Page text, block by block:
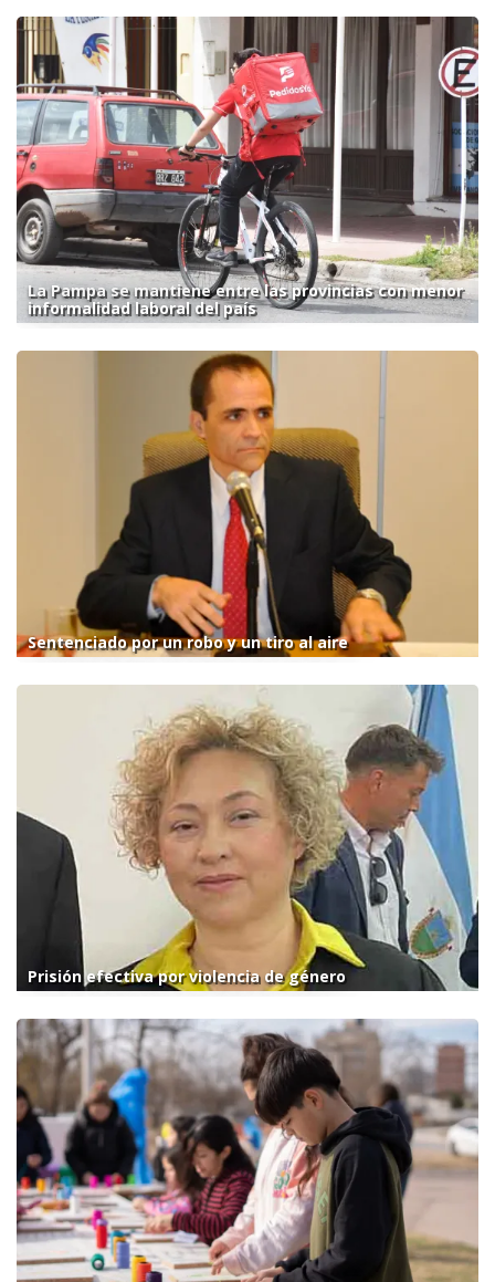
La Pampa se mantiene entre las provincias con menor
informalidad laboral del país
Sentenciado por un robo y un tiro al aire
Prisión efectiva por violencia de género